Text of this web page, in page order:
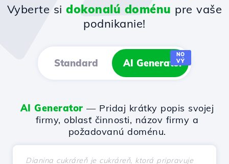
Vyberte sidokonalú doménu pre vaše
podnikanie!
Standard AI Generator
NO
VÝ
AI Generator — Pridaj krátky popis svojej
firmy, oblasť činnosti, názov firmy a
požadovanú doménu.